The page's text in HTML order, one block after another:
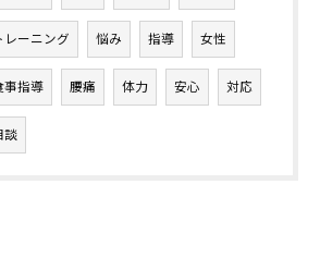
レーニング 悩み 指導 女性
事指導 腰痛 体力 安心 対応
談